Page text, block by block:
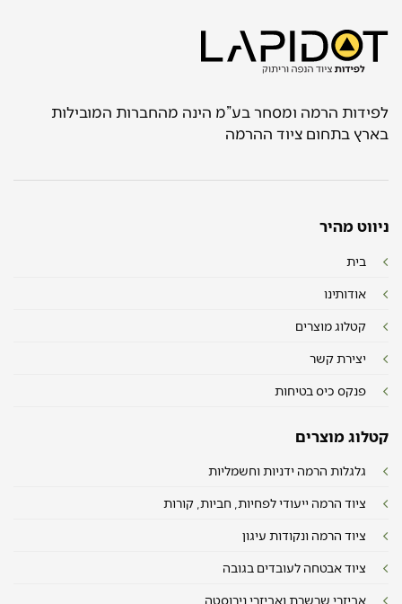
לפידות הרמה ומסחר בע”מ הינה מהחברות המובילות
בארץ בתחום ציוד ההרמה
ניווט מהיר
בית
אודותינו
קטלוג מוצרים
יצירת קשר
פנקס כיס בטיחות
קטלוג מוצרים
גלגלות הרמה ידניות וחשמליות
ציוד הרמה ייעודי לפחיות, חביות, קורות
ציוד הרמה ונקודות עיגון
ציוד אבטחה לעובדים בגובה
אביזרי שרשרת ואביזרי נירוסטה